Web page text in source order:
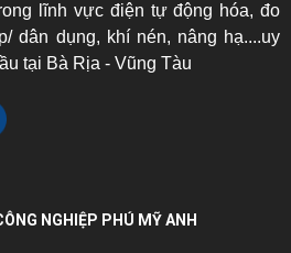
lĩnh vực điện tự động hóa, đo
dân dụng, khí nén, nâng hạ....uy
tại Bà Rịa - Vũng Tàu
NGHIỆP PHÚ MỸ ANH